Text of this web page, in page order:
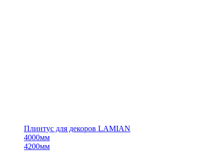
Плинтус для декоров LAMIAN
4000мм
4200мм